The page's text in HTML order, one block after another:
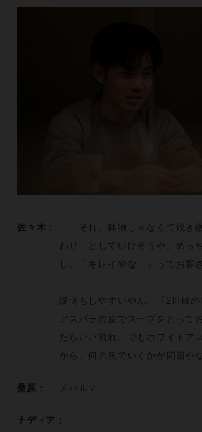
佐々木：
……それ、鉢物じゃなくて焼き
わり」としていけそうや。めっ
し、「キレイやな！」ってお客
説明もしやすいやん。「2皿目
アスパラの皮でスープをとって
たらいい流れ。でもホワイトア
から、何の魚でいくかが問題や
桑原： メバル？
ナディア：